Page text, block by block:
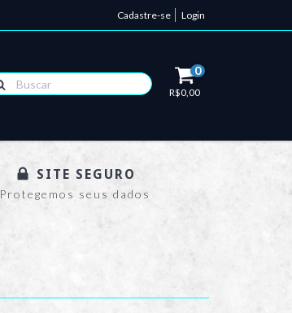
Cadastre-se Login
0
R$0,00
SITE SEGURO
Protegemos seus dados